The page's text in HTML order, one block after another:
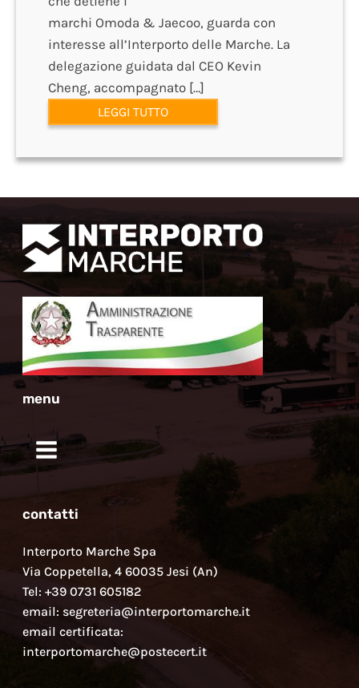
marchi Omoda & Jaecoo, guarda con
interesse all’Interporto delle Marche. La
delegazione guidata dal CEO Kevin
Cheng, accompagnato […]
LEGGI TUTTO
menu
contatti
Interporto Marche Spa
Via Coppetella, 4 60035 Jesi (An)
Tel: +39 0731 605182
email: segreteria@interportomarche.it
email certificata:
interportomarche@postecert.it